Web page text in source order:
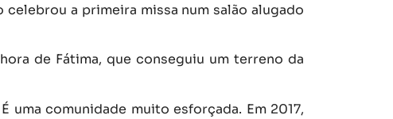
celebrou a primeira missa num salão alugado
de Fátima, que conseguiu um terreno da
comunidade muito esforçada. Em 2017,